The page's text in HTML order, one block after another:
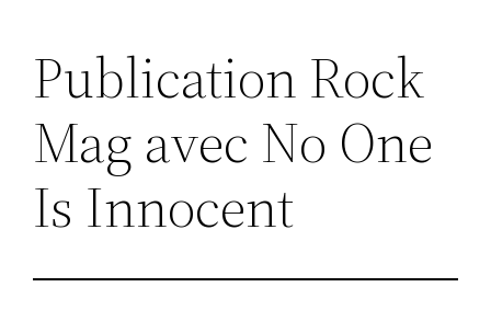
Publication Rock
Mag avec No One
Is Innocent